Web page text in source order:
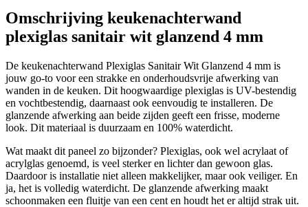
Omschrijving keukenachterwand
plexiglas sanitair wit glanzend 4 mm
De keukenachterwand Plexiglas Sanitair Wit Glanzend 4 mm is
jouw go-to voor een strakke en onderhoudsvrije afwerking van
wanden in de keuken. Dit hoogwaardige plexiglas is UV-bestendig
en vochtbestendig, daarnaast ook eenvoudig te installeren. De
glanzende afwerking aan beide zijden geeft een frisse, moderne
look. Dit materiaal is duurzaam en 100% waterdicht.
Wat maakt dit paneel zo bijzonder? Plexiglas, ook wel acrylaat of
acrylglas genoemd, is veel sterker en lichter dan gewoon glas.
Daardoor is installatie niet alleen makkelijker, maar ook veiliger. En
ja, het is volledig waterdicht. De glanzende afwerking maakt
schoonmaken een fluitje van een cent en houdt het er altijd strak uit.